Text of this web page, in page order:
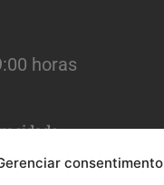
consentimento
horas